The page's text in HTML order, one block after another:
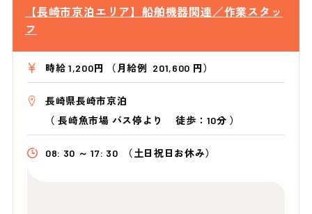
【長崎市京泊エリア】船舶機器関連／作業スタッ
フ
時給 1,200円 （月給例 201,600 円）
長崎県長崎市京泊
（長崎魚市場 バス停より徒歩：10分 ）
08: 30 ～ 17: 30 （土日祝日お休み）